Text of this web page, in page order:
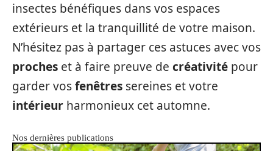
insectes bénéfiques dans vos espaces
extérieurs et la tranquillité de votre maison.
N’hésitez pas à partager ces astuces avec vos
proches et à faire preuve de créativité pour
garder vosfenêtres sereines et votre
intérieur harmonieux cet automne.
Nos dernières publications